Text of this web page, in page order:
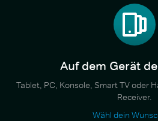
Auf dem Gerät
Tablet, PC, Konsole, Smart TV oder
Receiver.
Wähl dein